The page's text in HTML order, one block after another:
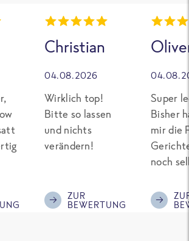
Christian
04.08.2026
Wirklich top!
Bitte so lassen
und nichts
verändern!
ZUR
BEWERTUNG
Super
Bisher
mir die
noch
Eiweiß.
was